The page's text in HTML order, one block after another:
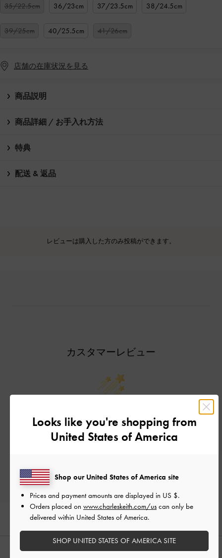
35/22.5cm 36/23cm 37/23.5cm 38/24.5cm
39/25cm 40/25.5cm 41/26cm
店舗の在庫状況を見る
商品説明
商品詳細 / お手入れ方法
特典
配送 & 返品
レビューは購入した方のみ投稿ができます。
カスタマーレビュー
Let us know what you think
Looks like you're shopping from
United States of America
Shop our United States of America site
Prices and payment amounts are displayed in US $.
Orders placed on www.charleskeith.com/us can only be
delivered within United States of America.
SHOP UNITED STATES OF AMERICA SITE